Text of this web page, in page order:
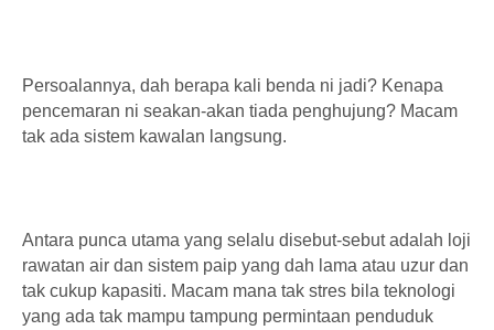
Persoalannya, dah berapa kali benda ni jadi? Kenapa
pencemaran ni seakan-akan tiada penghujung? Macam
tak ada sistem kawalan langsung.
Antara punca utama yang selalu disebut-sebut adalah loji
rawatan air dan sistem paip yang dah lama atau uzur dan
tak cukup kapasiti. Macam mana tak stres bila teknologi
yang ada tak mampu tampung permintaan penduduk